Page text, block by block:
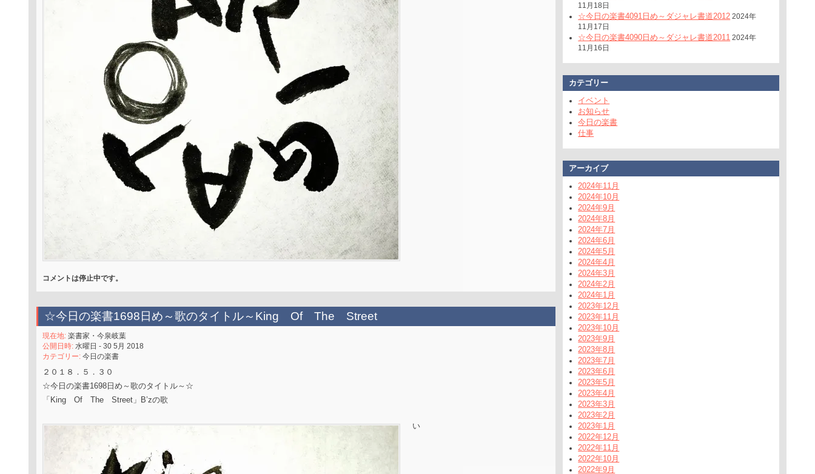
コメントは停止中です。
☆今日の楽書1698日め～歌のタイトル～King Of The Street
現在地: 楽書家・今泉岐葉
公開日時: 水曜日 - 30 5月 2018
カテゴリー: 今日の楽書
２０１８．５．３０
☆今日の楽書1698日め～歌のタイトル～☆
「King Of The Street」B’zの歌
い
11月18日
☆今日の楽書4091日め～ダジャレ書道2012 2024年
11月17日
☆今日の楽書4090日め～ダジャレ書道2011 2024年
11月16日
カテゴリー
イベント
お知らせ
今日の楽書
仕事
アーカイブ
2024年11月
2024年10月
2024年9月
2024年8月
2024年7月
2024年6月
2024年5月
2024年4月
2024年3月
2024年2月
2024年1月
2023年12月
2023年11月
2023年10月
2023年9月
2023年8月
2023年7月
2023年6月
2023年5月
2023年4月
2023年3月
2023年2月
2023年1月
2022年12月
2022年11月
2022年10月
2022年9月